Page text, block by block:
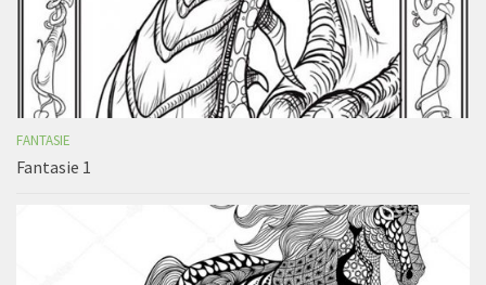
FANTASIE
Fantasie 1